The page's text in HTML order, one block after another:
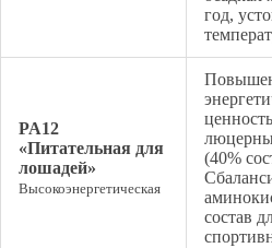
год,
PA12
«Питательная для
лошадей»
Высокоэнергетическая
(40%
состав